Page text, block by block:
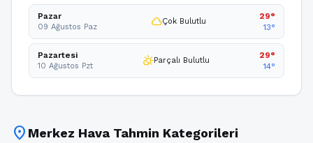
Pazar
09 Ağustos Paz cloudÇok Bulutlu
29°
13°
Pazartesi
10 Ağustos Pzt partly_cloudy_dayParçalı Bulutlu
29°
14°
location_on Merkez Hava Tahmin Kategorileri